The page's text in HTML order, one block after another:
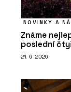
NOVINKY A
Známe
poslední
21. 6. 2026